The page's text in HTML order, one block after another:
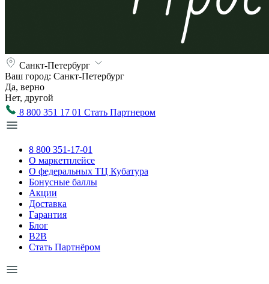
Санкт-Петербург
Ваш город: Санкт-Петербург
Да, верно
Нет, другой
8 800 351 17 01 Стать Партнером
8 800 351-17-01
О маркетплейсе
О федеральных ТЦ Кубатура
Бонусные баллы
Акции
Доставка
Гарантия
Блог
B2B
Стать Партнёром